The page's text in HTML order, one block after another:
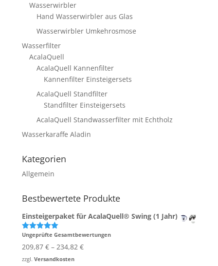
Wasserwirbler
Hand Wasserwirbler aus Glas
Wasserwirbler Umkehrosmose
Wasserfilter
AcalaQuell
AcalaQuell Kannenfilter
Kannenfilter Einsteigersets
AcalaQuell Standfilter
Standfilter Einsteigersets
AcalaQuell Standwasserfilter mit Echtholz
Wasserkaraffe Aladin
Kategorien
Allgemein
Bestbewertete Produkte
Einsteigerpaket für AcalaQuell® Swing (1 Jahr)
Bewertet
von 5
Ungeprüfte Gesamtbewertungen
209,87 €– 234,82 €
zzgl. Versandkosten